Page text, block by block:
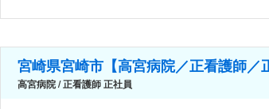
宮崎県宮崎市【高宮病院／正看護師
高宮病院 / 正看護師 正社員